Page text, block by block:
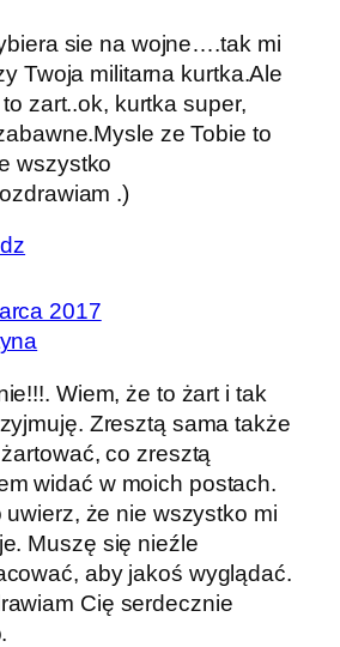
sie na wojne….tak mi
Twoja militarna kurtka.Ale
zart..ok, kurtka super,
ze Tobie to
wszystko
.)
2017
Wiem, że to żart i tak
Zresztą sama także
co zresztą
widać w moich postach.
uwierz, że nie wszystko mi
Muszę się nieźle
aby jakoś wyglądać.
Cię serdecznie